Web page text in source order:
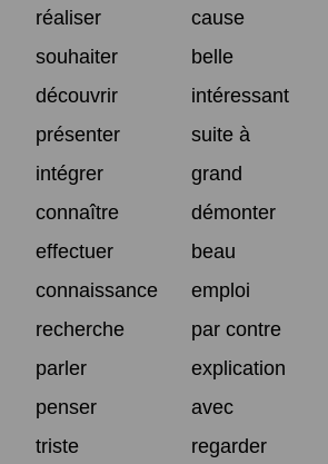
réaliser
cause
souhaiter
belle
découvrir
intéressant
présenter
suite à
intégrer
grand
connaître
démonter
effectuer
beau
connaissance
emploi
recherche
par contre
parler
explication
penser
avec
triste
regarder